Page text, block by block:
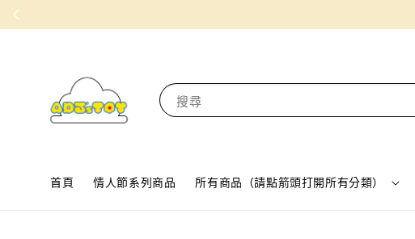
搜尋
首頁 情人節系列商品 所有商品（請點箭頭打開所有分類）